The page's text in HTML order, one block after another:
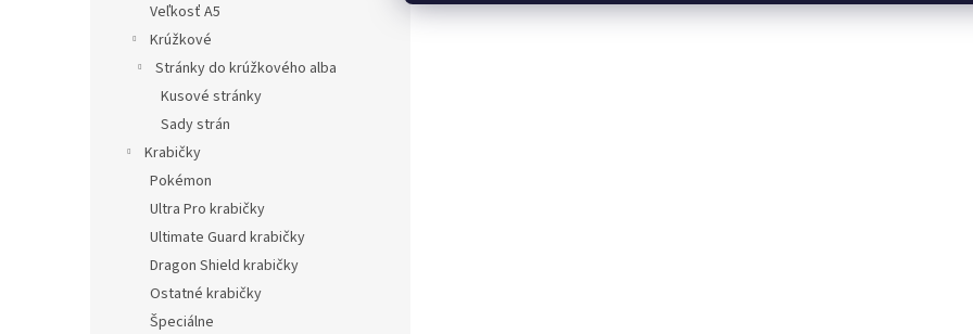
Veľkosť A5
Krúžkové
Stránky do krúžkového alba
Kusové stránky
Sady strán
Krabičky
Pokémon
Ultra Pro krabičky
Ultimate Guard krabičky
Dragon Shield krabičky
Ostatné krabičky
Špeciálne